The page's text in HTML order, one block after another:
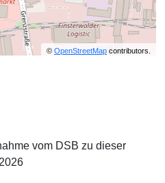
© OpenStreetMapcontributors.
vom DSB zu dieser